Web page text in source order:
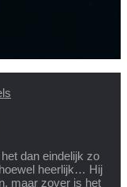
dan eindelijk zo
heerlijk… Hij
maar zover is het